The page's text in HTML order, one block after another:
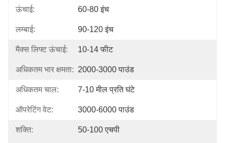
ऊंचाई: 60-80 इंच
लम्बाई: 90-120 इंच
मैक्स लिफ्ट ऊंचाई: 10-14 फीट
अधिकतम भार क्षमता: 2000-3000 पाउंड
अधिकतम चाल: 7-10 मील प्रति घंटे
ऑपरेटिंग वेट: 3000-6000 पाउंड
शक्ति: 50-100 एचपी